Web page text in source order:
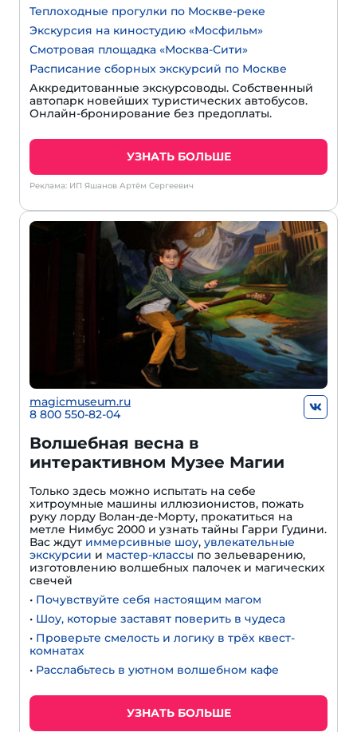
Теплоходные прогулки по Москве-реке
Экскурсия на киностудию «Мосфильм»
Смотровая площадка «Москва-Сити»
Расписание сборных экскурсий по Москве
Аккредитованные экскурсоводы. Собственный
автопарк новейших туристических автобусов.
Онлайн-бронирование без предоплаты.
УЗНАТЬ БОЛЬШЕ
Реклама: ИП Яшанов Артём Сергеевич
magicmuseum.ru
8 800 550-82-04
Волшебная весна в
интерактивном Музее Магии
Только здесь можно испытать на себе
хитроумные машины иллюзионистов, пожать
руку лорду Волан-де-Морту, прокатиться на
метле Нимбус 2000 и узнать тайны Гарри Гудини.
Вас ждут иммерсивные шоу, увлекательные
экскурсии и мастер-классы по зельеварению,
изготовлению волшебных палочек и магических
свечей
• Почувствуйте себя настоящим магом
• Шоу, которые заставят поверить в чудеса
• Проверьте смелость и логику в трёх квест-
комнатах
• Расслабьтесь в уютном волшебном кафе
УЗНАТЬ БОЛЬШЕ